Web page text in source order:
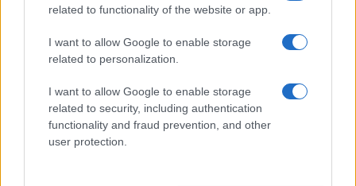
related to functionality of the website or app.
I want to allow Google to enable storage
related to personalization.
I want to allow Google to enable storage
related to security, including authentication
functionality and fraud prevention, and other
user protection.
Sognare il fango ha anche dei significati positivi (che
ci crediate o no)